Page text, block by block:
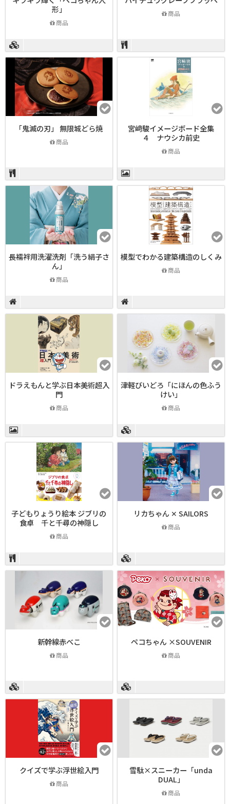
形」
商品
商品
「鬼滅の刃」 無限城どら焼
商品
宮﨑駿イメージボード全集
４ ナウシカ前史
商品
長襦袢用洗濯洗剤「洗う絹子さ
ん」
商品
模型でわかる建築構造のしくみ
商品
ドラえもんと学ぶ日本美術超入
門
商品
津軽びいどろ「にほんの色ふう
けい」
商品
子どもりょうり絵本 ジブリの
食卓 千と千尋の神隠し
商品
リカちゃん ✕ SAILORS
商品
新幹線赤べこ
商品
ペコちゃん ×SOUVENIR
商品
クイズで学ぶ浮世絵入門
商品
雪駄×スニーカー「unda
DUAL」
商品